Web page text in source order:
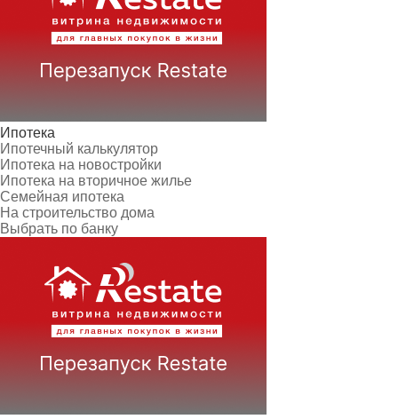
Ипотека
Ипотечный калькулятор
Ипотека на новостройки
Ипотека на вторичное жилье
Семейная ипотека
На строительство дома
Выбрать по банку